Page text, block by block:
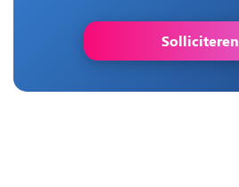
Solliciteren